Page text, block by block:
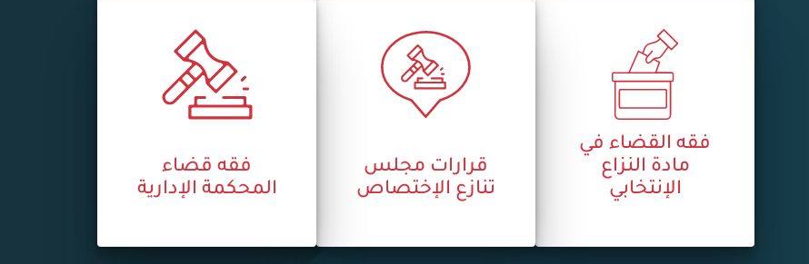
فقه القضاء في
مادة النزاع
الإنتخابي
قرارات مجلس
تنازع الإختصاص
فقه قضاء
المحكمة الإدارية